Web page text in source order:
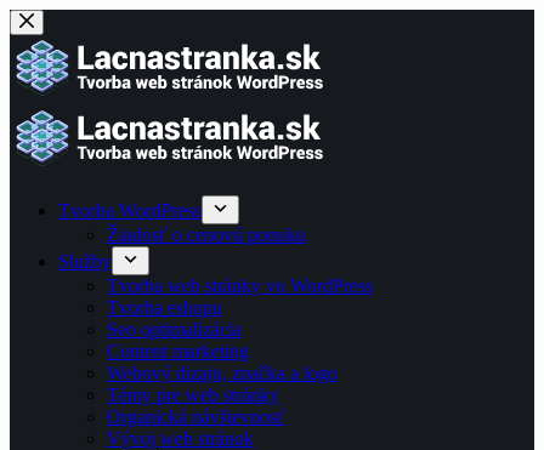
Skip
to
content
Tvorba WordPress
Žiadosť o cenovú ponuku
Služby
Tvorba web stránky vo WordPress
Tvorba eshopu
Seo optimalizácia
Content marketing
Webový dizajn, značka a logo
Témy pre web stránky
Organická návštevnosť
Vývoj web stránok